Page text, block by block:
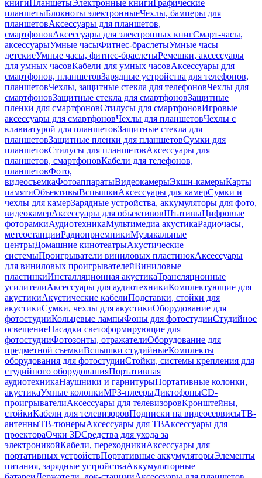
книгиПланшетыЭлектронные книгиГрафические
планшетыБлокноты электронныеЧехлы, бамперы для
планшетовАксессуары для планшетов,
смартфоновАксессуары для электронных книгСмарт-часы,
аксессуарыУмные часыФитнес-браслетыУмные часы
детскиеУмные часы, фитнес-браслетыРемешки, аксессуары
для умных часовКабели для умных часовАксессуары для
смартфонов, планшетовЗарядные устройства для телефонов,
планшетовЧехлы, защитные стекла для телефоновЧехлы для
смартфоновЗащитные стекла для смартфоновЗащитные
пленки для смартфоновСтилусы для смартфоновИгровые
аксессуары для смартфоновЧехлы для планшетовЧехлы с
клавиатурой для планшетовЗащитные стекла для
планшетовЗащитные пленки для планшетовСумки для
планшетовСтилусы для планшетовАксессуары для
планшетов, смартфоновКабели для телефонов,
планшетовФото,
видеосъемкаФотоаппаратыВидеокамерыЭкшн-камерыКарты
памятиОбъективыВспышкиАксессуары для камерСумки и
чехлы для камерЗарядные устройства, аккумуляторы для фото,
видеокамерАксессуары для объективовШтативыЦифровые
фоторамкиАудиотехникаМультимедиа акустикаРадиочасы,
метеостанцииРадиоприемникиМузыкальные
центрыДомашние кинотеатрыАкустические
системыПроигрыватели виниловых пластинокАксессуары
для виниловых проигрывателейВиниловые
пластинкиИнсталляционная акустикаТрансляционные
усилителиАксессуары для аудиотехникиКомплектующие для
акустикиАкустические кабелиПодставки, стойки для
акустикиСумки, чехлы для акустикиОборудование для
фотостудииКольцевые лампыФоны для фотостудииСтудийное
освещениеНасадки светоформирующие для
фотостудииФотозонты, отражателиОборудование для
предметной съемкиВспышки студийныеКомплекты
оборудования для фотостудииСтойки, системы крепления для
студийного оборудованияПортативная
аудиотехникаНаушники и гарнитурыПортативные колонки,
акустикаУмные колонкиMP3-плеерыДиктофоныCD-
проигрывателиАксессуары для телевизоровКронштейны,
стойкиКабели для телевизоровПодписки на видеосервисыТВ-
антенныТВ-тюнерыАксессуары для ТВАксессуары для
проектораОчки 3DСредства для ухода за
электроникойКабели, переходникиАксессуары для
портативных устройствПортативные аккумуляторыЭлементы
питания, зарядные устройстваАккумуляторные